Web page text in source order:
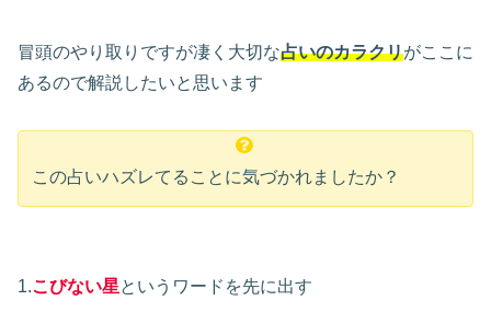
冒頭のやり取りですが凄く大切な占いのカラクリがここに
あるので解説したいと思います
この占いハズレてることに気づかれましたか？
1.こびない星というワードを先に出す